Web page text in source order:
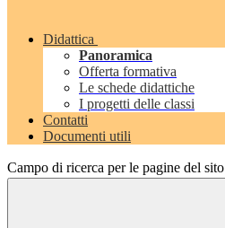
Didattica
Panoramica
Offerta formativa
Le schede didattiche
I progetti delle classi
Contatti
Documenti utili
Campo di ricerca per le pagine del sito